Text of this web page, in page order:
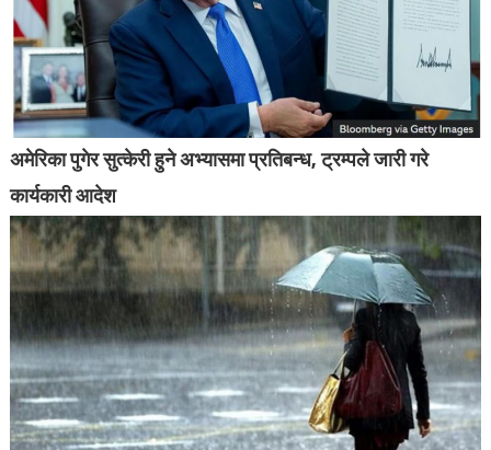
अमेरिका पुगेर सुत्केरी हुने अभ्यासमा प्रतिबन्ध, ट्रम्पले जारी गरे
कार्यकारी आदेश